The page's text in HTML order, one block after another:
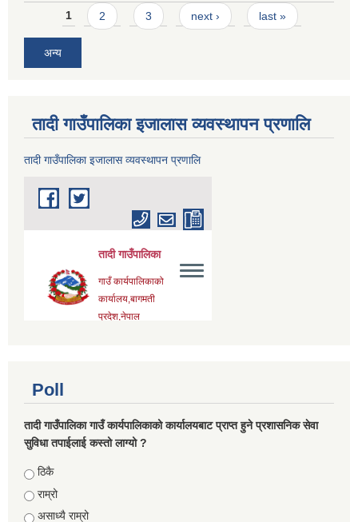
Pages
1 2 3 next › last »
अन्य
तादी गाउँपालिका इजालास व्यवस्थापन प्रणालि
तादी गाउँपालिका इजालास व्यवस्थापन प्रणालि
Poll
तादी गाउँपालिका गाउँ कार्यपालिकाको कार्यालयबाट प्राप्त हुने प्रशासनिक सेवा
सुविधा तपाईलाई कस्तो लाग्यो ?
Choices
ठिकै
राम्रो
असाध्यै राम्रो